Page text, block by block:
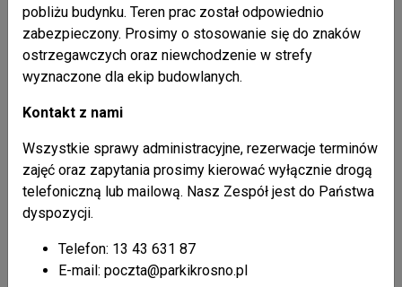
pobliżu budynku. Teren prac został odpowiednio
zabezpieczony. Prosimy o stosowanie się do znaków
ostrzegawczych oraz niewchodzenie w strefy
wyznaczone dla ekip budowlanych.
Kontakt z nami
Wszystkie sprawy administracyjne, rezerwacje terminów
zajęć oraz zapytania prosimy kierować wyłącznie drogą
telefoniczną lub mailową. Nasz Zespół jest do Państwa
dyspozycji.
Telefon: 13 43 631 87
E-mail: poczta@parkikrosno.pl